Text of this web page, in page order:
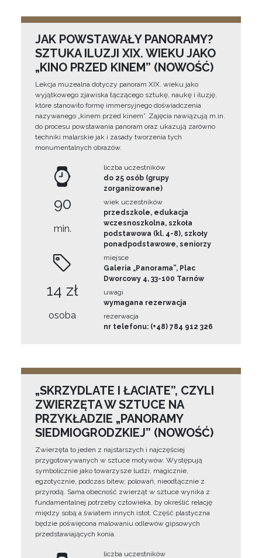
JAK POWSTAWAŁY PANORAMY?
SZTUKA ILUZJI XIX. WIEKU JAKO
„KINO PRZED KINEM” (NOWOŚĆ)
Lekcja muzealna dotyczy panoram XIX. wieku jako
wyjątkowego zjawiska łączącego sztukę, naukę i iluzję,
które stanowiło formę immersyjnego doświadczenia
nazywanego „kinem przed kinem”. Zajęcia nawiązują m.in.
do procesu powstawania panoram oraz ukazują zarówno
techniki malarskie jak i zasady tworzenia tych
monumentalnych obrazów.
90
min.
14 zł
osoba
liczba uczestników
do 25 osób (grupy
zorganizowane)
wiek uczestników
przedszkole, edukacja
wczesnoszkolna, szkoła
podstawowa (kl. 4-8), szkoły
ponadpodstawowe, seniorzy
miejsce
Galeria „Panorama”, Plac
Dworcowy 4, 33-100 Tarnów
uwagi
wymagana rezerwacja
rezerwacja
nr telefonu: (+48) 784 912 326
„SKRZYDLATE I ŁACIATE”, CZYLI
ZWIERZĘTA W SZTUCE NA
PRZYKŁADZIE „PANORAMY
SIEDMIOGRODZKIEJ” (NOWOŚĆ)
Zwierzęta to jeden z najstarszych i najczęściej
przygotowywanych w sztuce motywów. Występują
symbolicznie jako towarzysze ludzi, magicznie,
egzotycznie, podczas bitew, polowań, nieodłącznie z
przyrodą. Sama obecność zwierząt w sztuce wynika z
fundamentalnej potrzeby człowieka, by określić relację
między sobą a światem innych istot. Część plastyczna
będzie poświęcona malowaniu odlewów gipsowych
przedstawiających konia.
liczba uczestników